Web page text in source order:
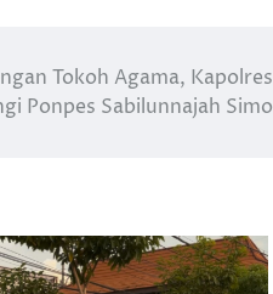
Tokoh Agama, Kapolres
Ponpes Sabilunnajah Simo